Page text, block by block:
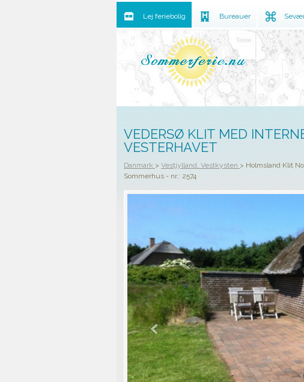
VEDERSØ KLIT MED
VESTERHAVET
Danmark > Vestjylland, Vestkysten > Holmsland Klit
Sommerhus - nr.: 2574
Lej feriebolig Bureauer